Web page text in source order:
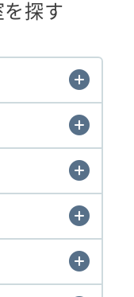
を探す